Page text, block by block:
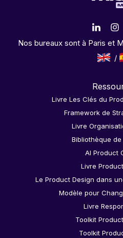
Nos bureaux sont à Paris et
Livre Les Clés du
Framework de
Livre
Bibliothèque de
AI Product
Livre
Le Product Design dans
Modèle pour
Livre
Toolkit
Toolkit